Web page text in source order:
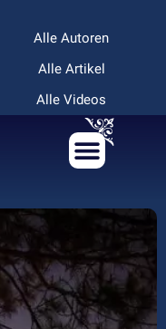
Alle Autoren
Alle Artikel
Alle Videos